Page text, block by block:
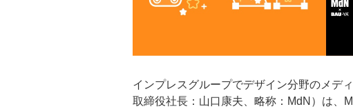
インプレスグループでデザイン分野のメデ
取締役社長：山口康夫、略称：MdN）は、